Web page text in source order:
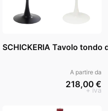
SCHICKERIA Tavolo tondo
A partire da
218,00 €
+ iva